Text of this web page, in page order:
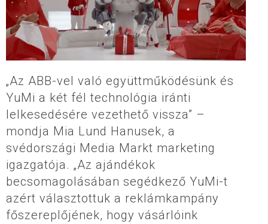
„Az ABB-vel való együttműködésünk és
YuMi a két fél technológia iránti
lelkesedésére vezethető vissza” –
mondja Mia Lund Hanusek, a
svédországi Media Markt marketing
igazgatója. „Az ajándékok
becsomagolásában segédkező YuMi-t
azért választottuk a reklámkampány
főszereplőjének, hogy vásárlóink